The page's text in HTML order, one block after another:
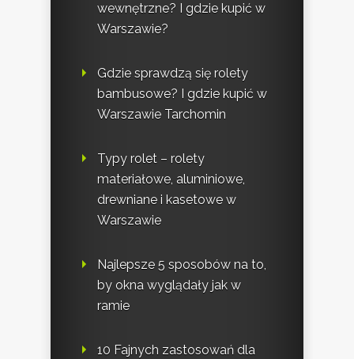
wewnętrzne? I gdzie kupić w
Warszawie?
Gdzie sprawdzą się rolety
bambusowe? I gdzie kupić w
Warszawie Tarchomin
Typy rolet – rolety
materiałowe, aluminiowe,
drewniane i kasetowe w
Warszawie
Najlepsze 5 sposobów na to,
by okna wyglądały jak w
ramie
10 Fajnych zastosowań dla